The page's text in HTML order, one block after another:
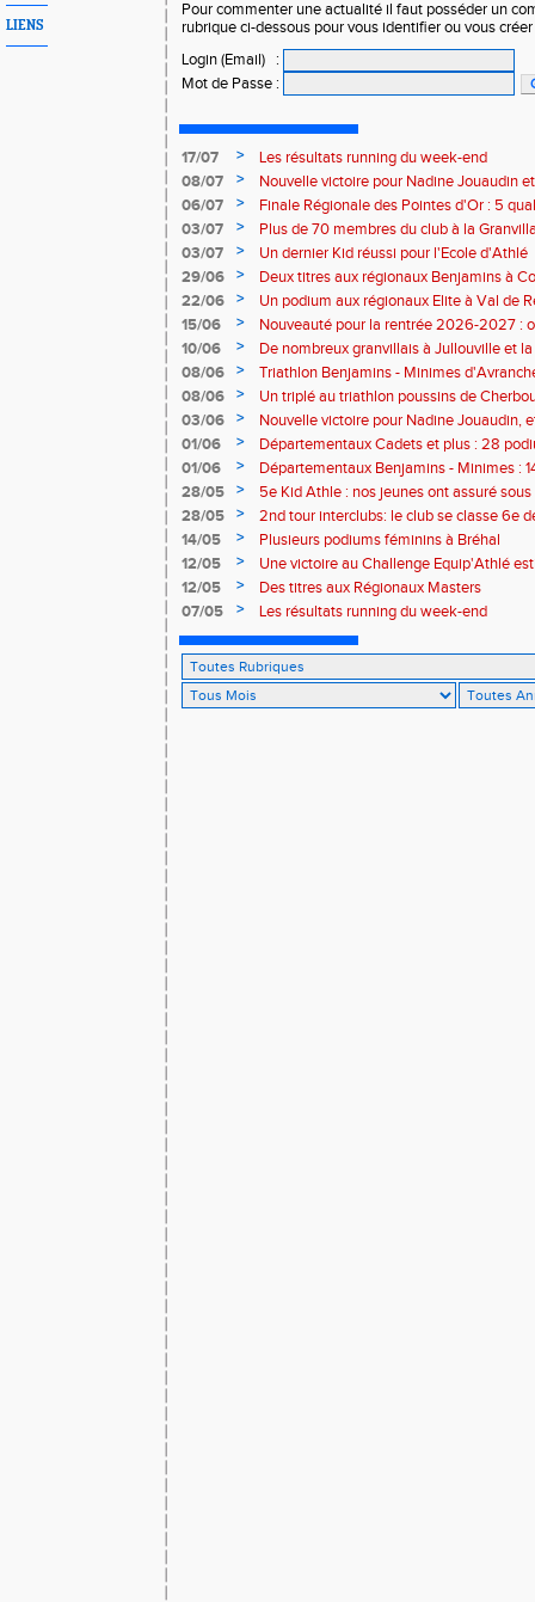
LIENS
Pour commenter une actualité il faut posséder un
rubrique ci-dessous pour vous identifier ou vous
Login (Email)
:
Mot de Passe :
17/07 >
Les résultats running du week-end
08/07
>
Nouvelle victoire pour Nadine Jouaudin
06/07
>
Finale Régionale des Pointes d'Or : 5
03/07
>
Plus de 70 membres du club à la
03/07
>
Un dernier Kid réussi pour l'Ecole d'Athlé
29/06
>
Deux titres aux régionaux Benjamins à
22/06
>
Un podium aux régionaux Elite à Val de
15/06
>
Nouveauté pour la rentrée 2026-2027 :
Baby Athlé
10/06 >
De nombreux granvillais à Jullouville et
Jouaudin et Marius Delchard
08/06 >
Triathlon Benjamins - Minimes
victoire
08/06 >
Un triplé au triathlon poussins de
03/06
>
Nouvelle victoire pour Nadine Jouaudin,
granvillais à Saint-Loup
01/06 >
Départementaux Cadets et plus : 28
01/06
>
Départementaux Benjamins - Minimes :
28/05
>
5e Kid Athle : nos jeunes ont assuré
28/05
>
2nd tour interclubs: le club se classe 6e
14/05
>
Plusieurs podiums féminins à Bréhal
12/05
>
Une victoire au Challenge Equip'Athlé
12/05
>
Des titres aux Régionaux Masters
07/05
> Les résultats running du week-end